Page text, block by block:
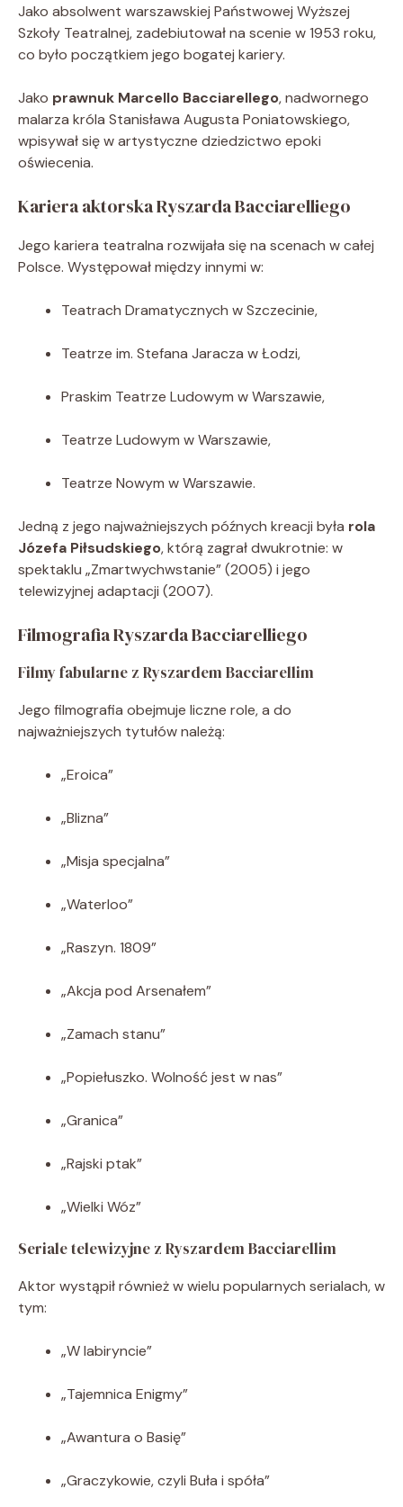
Jako absolwent warszawskiej Państwowej Wyższej
Szkoły Teatralnej, zadebiutował na scenie w 1953 roku,
co było początkiem jego bogatej kariery.
Jako prawnuk Marcello Bacciarellego, nadwornego
malarza króla Stanisława Augusta Poniatowskiego,
wpisywał się w artystyczne dziedzictwo epoki
oświecenia.
Kariera aktorska Ryszarda Bacciarelliego
Jego kariera teatralna rozwijała się na scenach w całej
Polsce. Występował między innymi w:
Teatrach Dramatycznych w Szczecinie,
Teatrze im. Stefana Jaracza w Łodzi,
Praskim Teatrze Ludowym w Warszawie,
Teatrze Ludowym w Warszawie,
Teatrze Nowym w Warszawie.
Jedną z jego najważniejszych późnych kreacji była rola
Józefa Piłsudskiego, którą zagrał dwukrotnie: w
spektaklu „Zmartwychwstanie” (2005) i jego
telewizyjnej adaptacji (2007).
Filmografia Ryszarda Bacciarelliego
Filmy fabularne z Ryszardem Bacciarellim
Jego filmografia obejmuje liczne role, a do
najważniejszych tytułów należą:
„Eroica”
„Blizna”
„Misja specjalna”
„Waterloo”
„Raszyn. 1809”
„Akcja pod Arsenałem”
„Zamach stanu”
„Popiełuszko. Wolność jest w nas”
„Granica”
„Rajski ptak”
„Wielki Wóz”
Seriale telewizyjne z Ryszardem Bacciarellim
Aktor wystąpił również w wielu popularnych serialach, w
tym:
„W labiryncie”
„Tajemnica Enigmy”
„Awantura o Basię”
„Graczykowie, czyli Buła i spóła”